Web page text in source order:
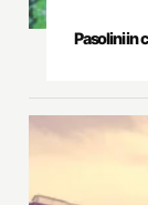
Pasolini in